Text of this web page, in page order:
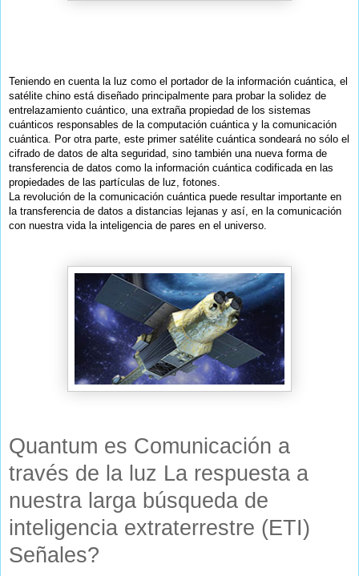
Teniendo en cuenta la luz como el portador de la información cuántica, el
satélite chino está diseñado principalmente para probar la solidez de
entrelazamiento cuántico, una extraña propiedad de los sistemas
cuánticos responsables de la computación cuántica y la comunicación
cuántica. Por otra parte, este primer satélite cuántica sondeará no sólo el
cifrado de datos de alta seguridad, sino también una nueva forma de
transferencia de datos como la información cuántica codificada en las
propiedades de las partículas de luz, fotones.
La revolución de la comunicación cuántica puede resultar importante en
la transferencia de datos a distancias lejanas y así, en la comunicación
con nuestra vida la inteligencia de pares en el universo.
Quantum es Comunicación a
través de la luz La respuesta a
nuestra larga búsqueda de
inteligencia extraterrestre (ETI)
Señales?